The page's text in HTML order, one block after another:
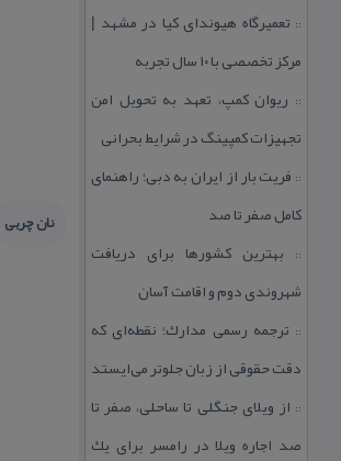
:: تعمیرگاه هیوندای كیا در مشهد |
مركز تخصصی با ۱۰ سال تجربه
:: ریوان كمپ، تعهد به تحویل امن
تجهیزات كمپینگ در شرایط بحرانی
:: فریت بار از ایران به دبی؛ راهنمای
كامل صفر تا صد
:: بهترین كشورها برای دریافت
شهروندی دوم و اقامت آسان
:: ترجمه رسمی مدارك؛ نقطه‌ای كه
دقت حقوقی از زبان جلوتر می‌ایستد
:: از ویلای جنگلی تا ساحلی، صفر تا
صد اجاره ویلا در رامسر برای یك
نان چربی